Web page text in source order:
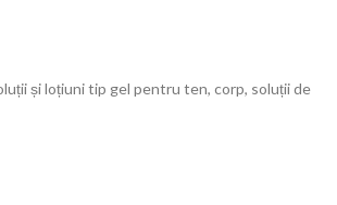
și loțiuni tip gel pentru ten, corp, soluții de